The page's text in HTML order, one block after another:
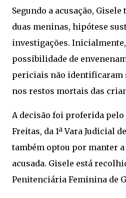
Segundo a acusação,
duas meninas, hipótese
investigações.
possibilidade de
periciais não identificaram
nos restos mortais das
A decisão foi proferida
Freitas, da 1ª Vara Judicial
também optou por manter
acusada. Gisele está
Penitenciária Feminina de